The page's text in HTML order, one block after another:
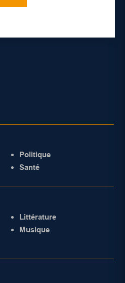
Politique
Santé
Littérature
Musique